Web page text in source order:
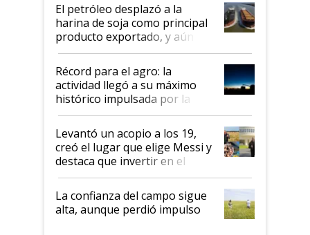
El petróleo desplazó a la
harina de soja como principal
producto exportado, y aún así
el agro aportó casi seis de cada
diez dólares y sostuvo el
liderazgo en un semestre
récord
Récord para el agro: la
actividad llegó a su máximo
histórico impulsada por la
cosecha y las exportaciones
Levantó un acopio a los 19,
creó el lugar que elige Messi y
destaca que invertir en el
kirchnerismo era como "darle
plata a un hijo para droga":
Juan Félix Rossetti, el libertario
que de una dura crisis salió
La confianza del campo sigue
alta, aunque perdió impulso